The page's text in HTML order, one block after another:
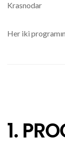
Krasnodar
Her iki
1.